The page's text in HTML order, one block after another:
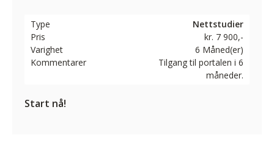
Type
Nettstudier
Pris
kr. 7 900,-
Varighet
6 Måned(er)
Kommentarer
Tilgang til portalen i 6
måneder.
Start nå!